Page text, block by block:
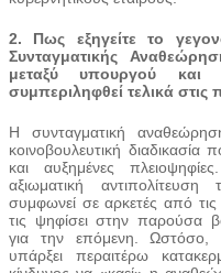
2. Πως εξηγείτε το
Συνταγματικής
μεταξύ υπουργού και
συμπεριληφθεί τελικά στις
Η συνταγματική
κοινοβουλευτική διαδικασία
και αυξημένες
αξιωματική
συμφωνεί σε αρκετές από
τις ψηφίσει στην παρούσα
για την επόμενη. Ωστόσο,
υπάρξει περαιτέρω